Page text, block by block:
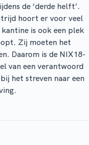
de ‘derde helft’.
hoort er voor veel
is ook een plek
Zij moeten het
Daarom is de NIX18-
van een verantwoord
het streven naar een